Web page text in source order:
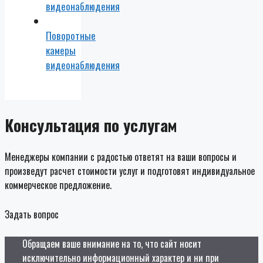
видеонаблюдения
Поворотные
камеры
видеонаблюдения
Консультация по услугам
Менеджеры компании с радостью ответят на ваши вопросы и
произведут расчет стоимости услуг и подготовят индивидуальное
коммерческое предложение.
Задать вопрос
Обращаем ваше внимание на то, что сайт носит
исключительно информационный характер и ни при